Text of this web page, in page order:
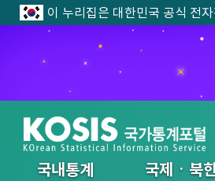
이 누리집은 대한민국 공식 전
국내통계 국제ㆍ북